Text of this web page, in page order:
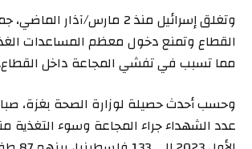
وتغلق إسرائيل منذ 2 مارس/آذار
القطاع وتمنع دخول معظم المساعدات
مما تسبب في تفشي المجاعة داخل القطاع.
وحسب أحدث حصيلة لوزارة الصحة بغزة، صباح